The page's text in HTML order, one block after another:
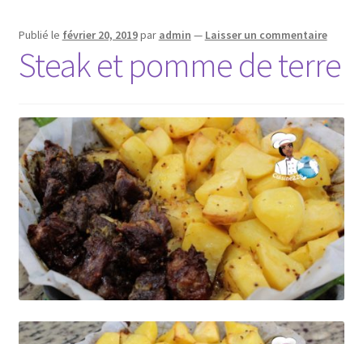
Publié le février 20, 2019par admin — Laisser un commentaire
Steak et pomme de terre